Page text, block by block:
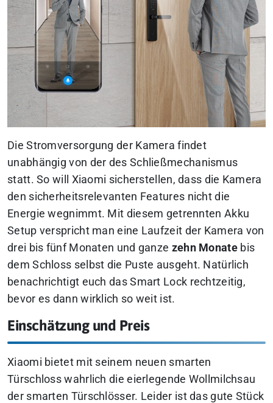
Die Stromversorgung der Kamera findet
unabhängig von der des Schließmechanismus
statt. So will Xiaomi sicherstellen, dass die Kamera
den sicherheitsrelevanten Features nicht die
Energie wegnimmt. Mit diesem getrennten Akku
Setup verspricht man eine Laufzeit der Kamera von
drei bis fünf Monaten und ganze zehn Monatebis
dem Schloss selbst die Puste ausgeht. Natürlich
benachrichtigt euch das Smart Lock rechtzeitig,
bevor es dann wirklich so weit ist.
Einschätzung und Preis
Xiaomi bietet mit seinem neuen smarten
Türschloss wahrlich die eierlegende Wollmilchsau
der smarten Türschlösser. Leider ist das gute Stück